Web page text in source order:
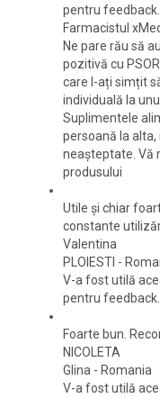
pentru feedback.
Farmacistul
Ne pare rău să
pozitivă cu
care l-ați simțit
individuală la
Suplimentele
persoană la
neașteptate. Vă
produsului
Utile și chiar
constante
Valentina
PLOIESTI -
V-a fost utilă
pentru feedback.
Foarte bun.
NICOLETA
Glina - Romania
V-a fost utilă